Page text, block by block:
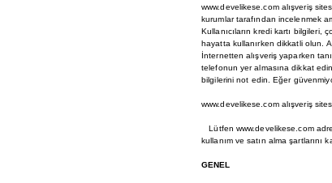
www.develikese.com alışveriş
kurumlar tarafından incelenmek
Kullanıcıların kredi kartı bilgileri,
hayatta kullanırken dikkatli olun.
İnternetten alışveriş yaparken
telefonun yer almasına dikkat
bilgilerini not edin. Eğer
www.develikese.com alışveriş
Lütfen www.develikese.com
kullanım ve satın alma şartlarını
GENEL